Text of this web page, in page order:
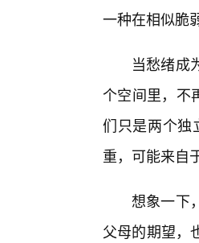
一种在相似脆
当愁绪成
个空间里，不
们只是两个独
重，可能来自
想象一下
父母的期望，